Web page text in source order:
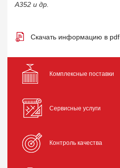
A352 и др.
Скачать информацию в pdf
Комплексные поставки
Сервисные услуги
Контроль качества